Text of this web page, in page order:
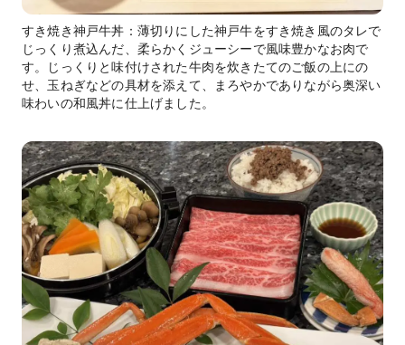
すき焼き神戸牛丼：薄切りにした神戸牛をすき焼き風のタレで
じっくり煮込んだ、柔らかくジューシーで風味豊かなお肉で
す。じっくりと味付けされた牛肉を炊きたてのご飯の上にの
せ、玉ねぎなどの具材を添えて、まろやかでありながら奥深い
味わいの和風丼に仕上げました。